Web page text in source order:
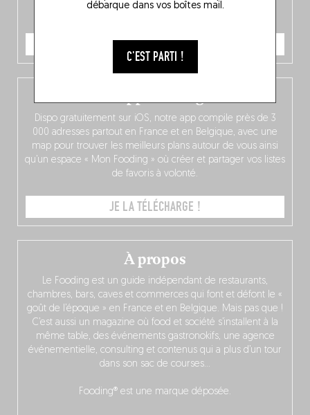
débarque dans vos boîtes mail.
C'EST PARTI !
JE COMMANDE
À propos
Le Fooding est un guide indépendant de restaurants,
chambres, bars, caves et commerces qui font et défont le «
goût de l’époque » en France et en Belgique. Mais pas que !
C’est aussi un magazine où food et société s’installent à la
même table, des événements gastronokifs, une agence
événementielle, consulting et contenus qui a plus d’un tour
dans son sac de courses…
Fooding® est une marque déposée.
Dispo gratuitement sur iOS, notre app compile près de 3
000 adresses partout en France et en Belgique, avec une
map pour trouver les meilleurs plans autour de vous ainsi
qu’un espace « Mon Fooding » où créer et partager vos listes
de favoris à volonté.
JE LA TÉLÉCHARGE !